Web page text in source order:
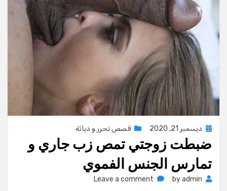
Posted
ديسمبر 21, 2020 قصص تحرر و دياثة
ضبطت زوجتي تمص زب جاري و
تمارس الجنس الفموي
byadmin
Leave a comment
on